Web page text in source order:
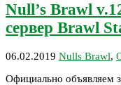
Null’s Brawl
сервер Brawl
06.02.2019 Nulls Brawl,
Официально объявляем